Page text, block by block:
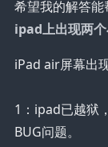
希望我的解答能
ipad上出现两
iPad air屏幕出
1：ipad已越狱
BUG问题。